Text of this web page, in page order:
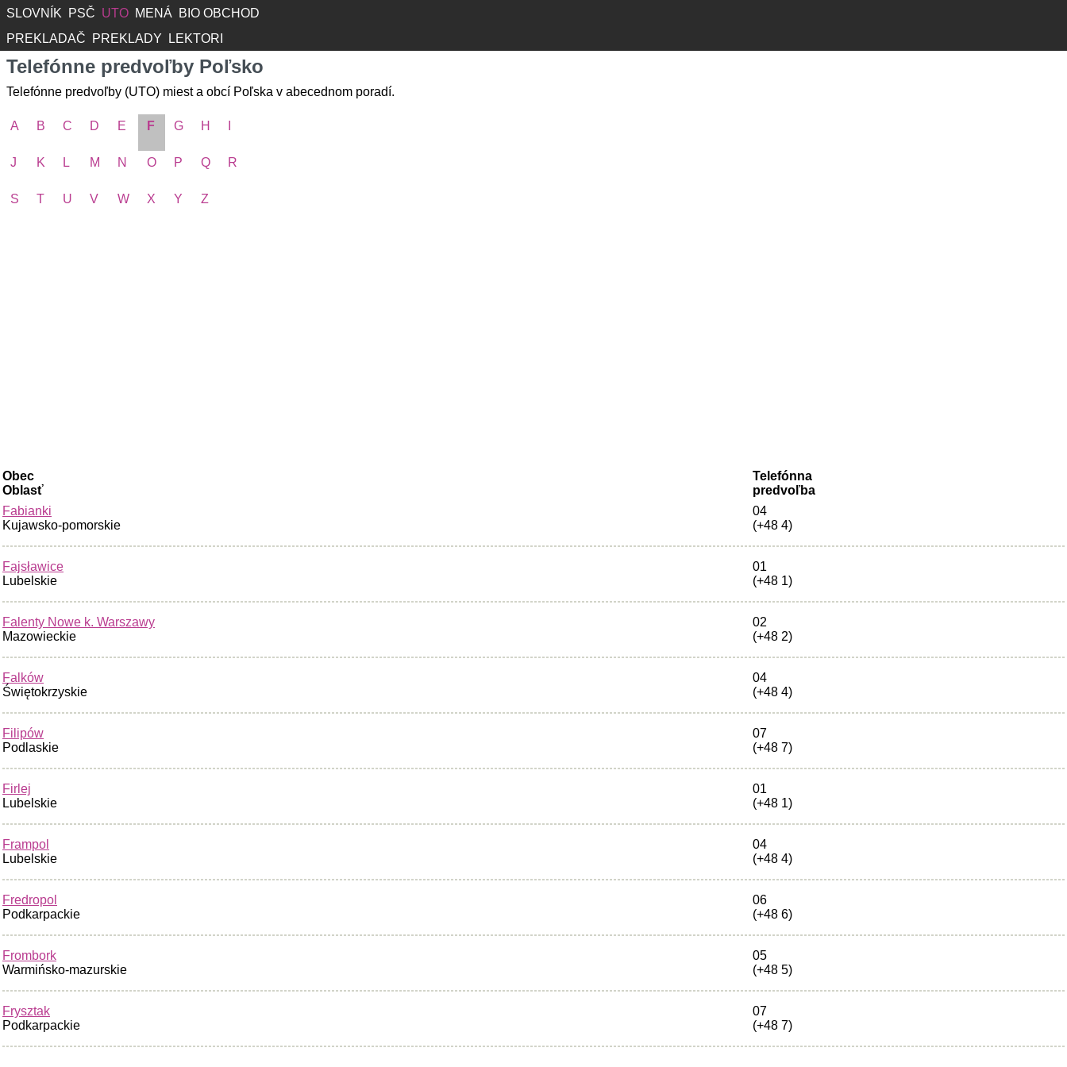
SLOVNÍK PSČ UTO MENÁ
BIO OBCHOD
PREKLADAČ
PREKLADY LEKTORI
Telefónne predvoľby Poľsko
Telefónne predvoľby (UTO) miest a obcí Poľska v abecednom poradí.
A B C D E F G H
J K L M N O P Q R
S T U V W X Y Z
Obec
Oblasť
Telefónna
predvoľba
Fabianki
Kujawsko-pomorskie
04
(+48 4)
Fajsławice
Lubelskie
01
(+48 1)
Falenty Nowe k. Warszawy
Mazowieckie
02
(+48 2)
Falków
Świętokrzyskie
04
(+48 4)
Filipów
Podlaskie
07
(+48 7)
Firlej
Lubelskie
01
(+48 1)
Frampol
Lubelskie
04
(+48 4)
Fredropol
Podkarpackie
06
(+48 6)
Frombork
Warmińsko-mazurskie
05
(+48 5)
Frysztak
Podkarpackie
07
(+48 7)